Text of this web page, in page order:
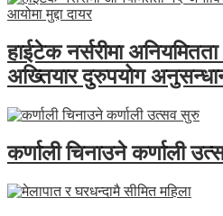
हाईटेक नर्सरीमा
अख्तियार दुरुपयोग अनुसन्धान
कर्णाली चिनाउने कर्णाली